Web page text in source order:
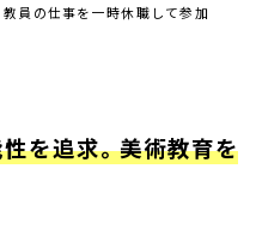
教員の仕事を一時休職して参加
を追求。美術教育を